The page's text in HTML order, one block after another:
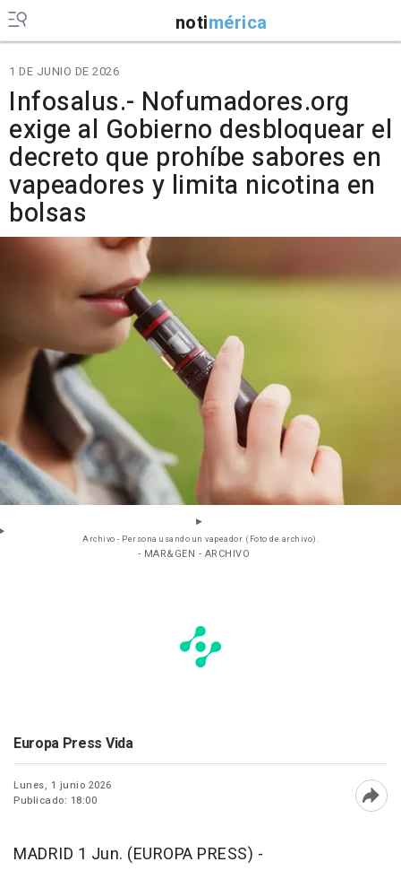
notimérica
1 DE JUNIO DE 2026
Infosalus.- Nofumadores.org
exige al Gobierno desbloquear el
decreto que prohíbe sabores en
vapeadores y limita nicotina en
bolsas
Archivo - Persona usando un vapeador. (Foto de archivo).
- MAR&GEN - ARCHIVO
Europa Press Vida
Lunes, 1 junio 2026
Publicado: 18:00
MADRID 1 Jun. (EUROPA PRESS) -